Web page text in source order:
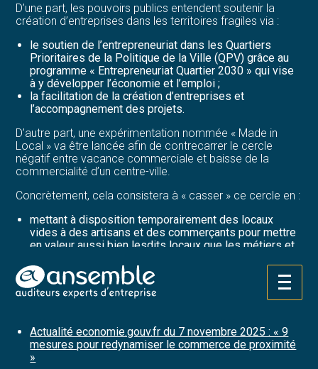
Aller
au
D’une part, les pouvoirs publics entendent soutenir la
création d’entreprises dans les territoires fragiles via :
le soutien de l’entrepreneuriat dans les Quartiers
Prioritaires de la Politique de la Ville (QPV) grâce au
programme « Entrepreneuriat Quartier 2030 » qui vise
à y développer l’économie et l’emploi ;
la facilitation de la création d’entreprises et
l’accompagnement des projets.
D’autre part, une expérimentation nommée « Made in
Local » va être lancée afin de contrecarrer le cercle
négatif entre vacance commerciale et baisse de la
commercialité d’un centre-ville.
Concrètement, cela consistera à « casser » ce cercle en :
mettant à disposition temporairement des locaux
vides à des artisans et des commerçants pour mettre
en valeur aussi bien lesdits locaux que les métiers et
testant ponctuellement la viabilité d’une implantation
physique.
Actualité economie.gouv.fr du 7 novembre 2025 : « 9
mesures pour redynamiser le commerce de proximité
»